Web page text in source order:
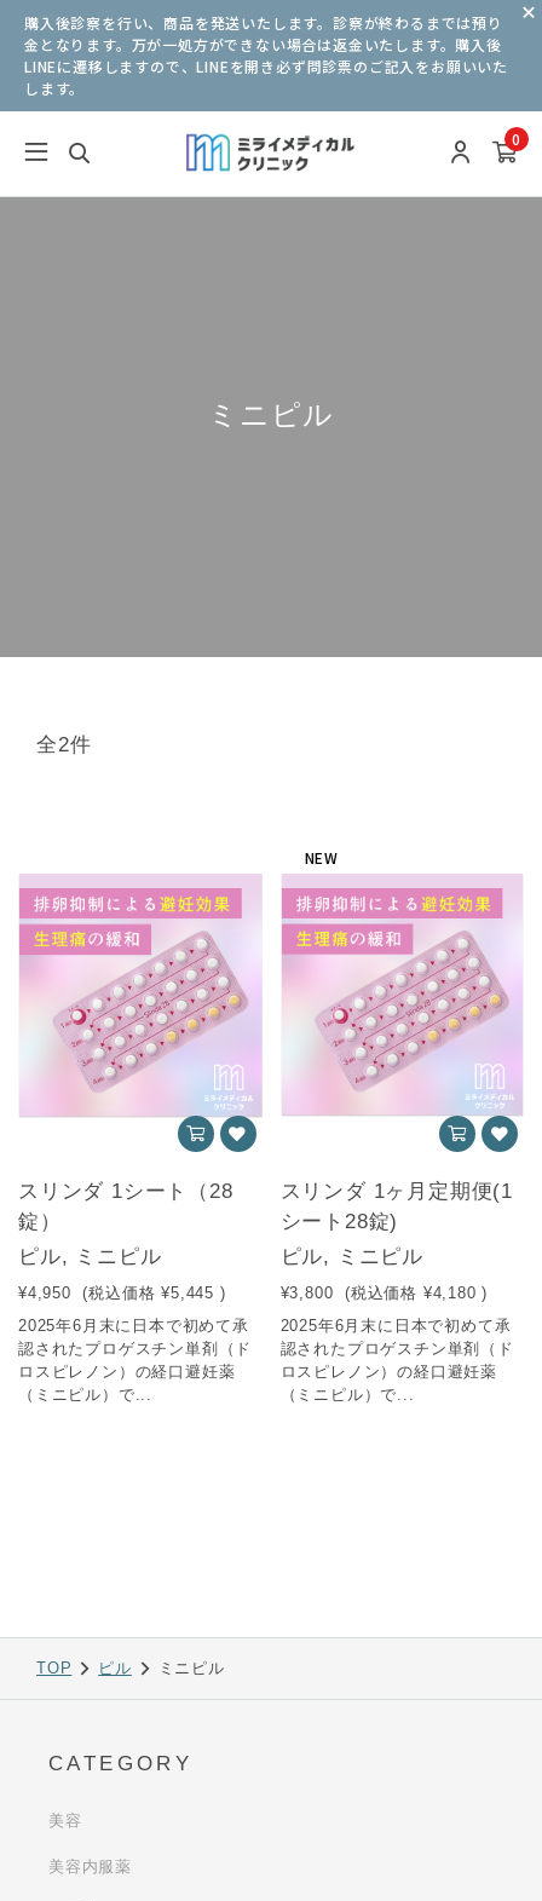
購入後診察を行い、商品を発送いたします。診察が終わるまでは預り
金となります。万が一処方ができない場合は返金いたします。購入後
LINEに遷移しますので、LINEを開き必ず問診票のご記入をお願いいた
します。
0
ミニピル
全2件
スリンダ 1シート（28
錠）
ピル, ミニピル
¥4,950 (税込価格 ¥5,445 )
2025年6月末に日本で初めて承
認されたプロゲスチン単剤（ド
ロスピレノン）の経口避妊薬
（ミニピル）で...
NEW
スリンダ 1ヶ月定期便(1
シート28錠)
ピル, ミニピル
¥3,800 (税込価格 ¥4,180 )
2025年6月末に日本で初めて承
認されたプロゲスチン単剤（ド
ロスピレノン）の経口避妊薬
（ミニピル）で...
TOP ピル ミニピル
CATEGORY
美容
美容内服薬